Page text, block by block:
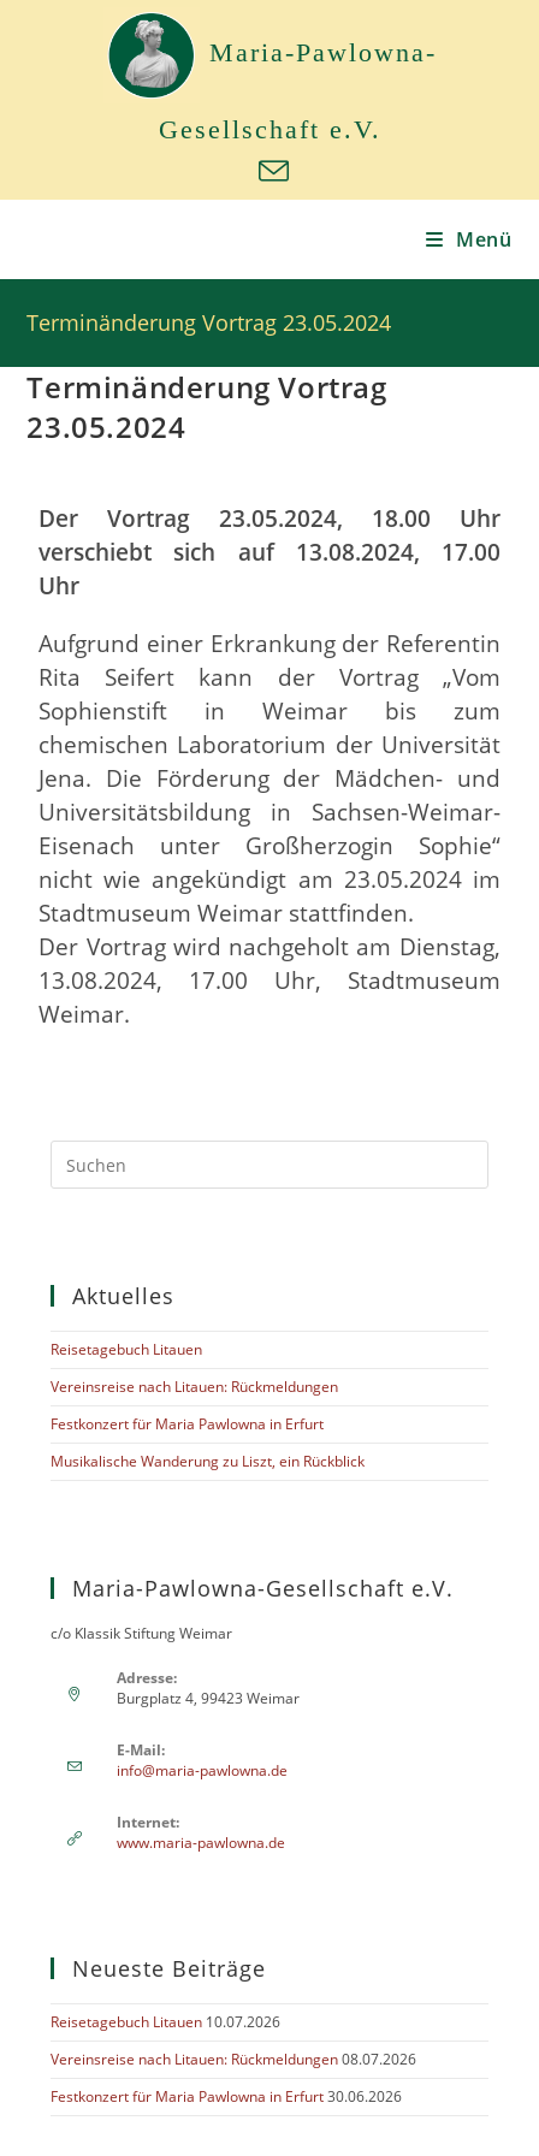
Maria-Pawlowna-
Gesellschaft e.V.
Menü
Terminänderung Vortrag 23.05.2024
Terminänderung Vortrag
23.05.2024
Der Vortrag 23.05.2024, 18.00 Uhr
verschiebt sich auf 13.08.2024, 17.00
Uhr
Aufgrund einer Erkrankung der Referentin
Rita Seifert kann der Vortrag „Vom
Sophienstift in Weimar bis zum
chemischen Laboratorium der Universität
Jena. Die Förderung der Mädchen- und
Universitätsbildung in Sachsen-Weimar-
Eisenach unter Großherzogin Sophie“
nicht wie angekündigt am 23.05.2024 im
Stadtmuseum Weimar stattfinden.
Der Vortrag wird nachgeholt am Dienstag,
13.08.2024, 17.00 Uhr, Stadtmuseum
Weimar.
Aktuelles
Reisetagebuch Litauen
Vereinsreise nach Litauen: Rückmeldungen
Festkonzert für Maria Pawlowna in Erfurt
Musikalische Wanderung zu Liszt, ein Rückblick
Maria-Pawlowna-Gesellschaft e.V.
c/o Klassik Stiftung Weimar
Adresse:
Burgplatz 4, 99423 Weimar
E-Mail:
info@maria-pawlowna.de
Internet:
www.maria-pawlowna.de
Neueste Beiträge
Reisetagebuch Litauen 10.07.2026
Vereinsreise nach Litauen: Rückmeldungen 08.07.2026
Festkonzert für Maria Pawlowna in Erfurt 30.06.2026